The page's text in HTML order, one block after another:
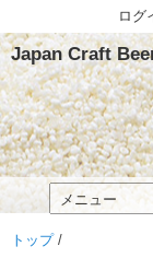
Japan Craft
トップ/
ログ